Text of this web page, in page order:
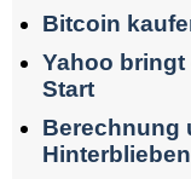
Bitcoin
Yahoo
Start
Berechnung